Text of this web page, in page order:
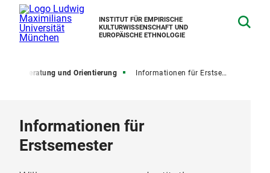
INSTITUT FÜR EMPIRISCHE
KULTURWISSENSCHAFT UND
EUROPÄISCHE ETHNOLOGIE
Beratung und Orientierung Informationen für Erstsemester
Informationen für
Erstsemester